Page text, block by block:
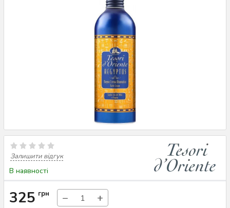
Залишити відгук
В наявності
325 грн − +